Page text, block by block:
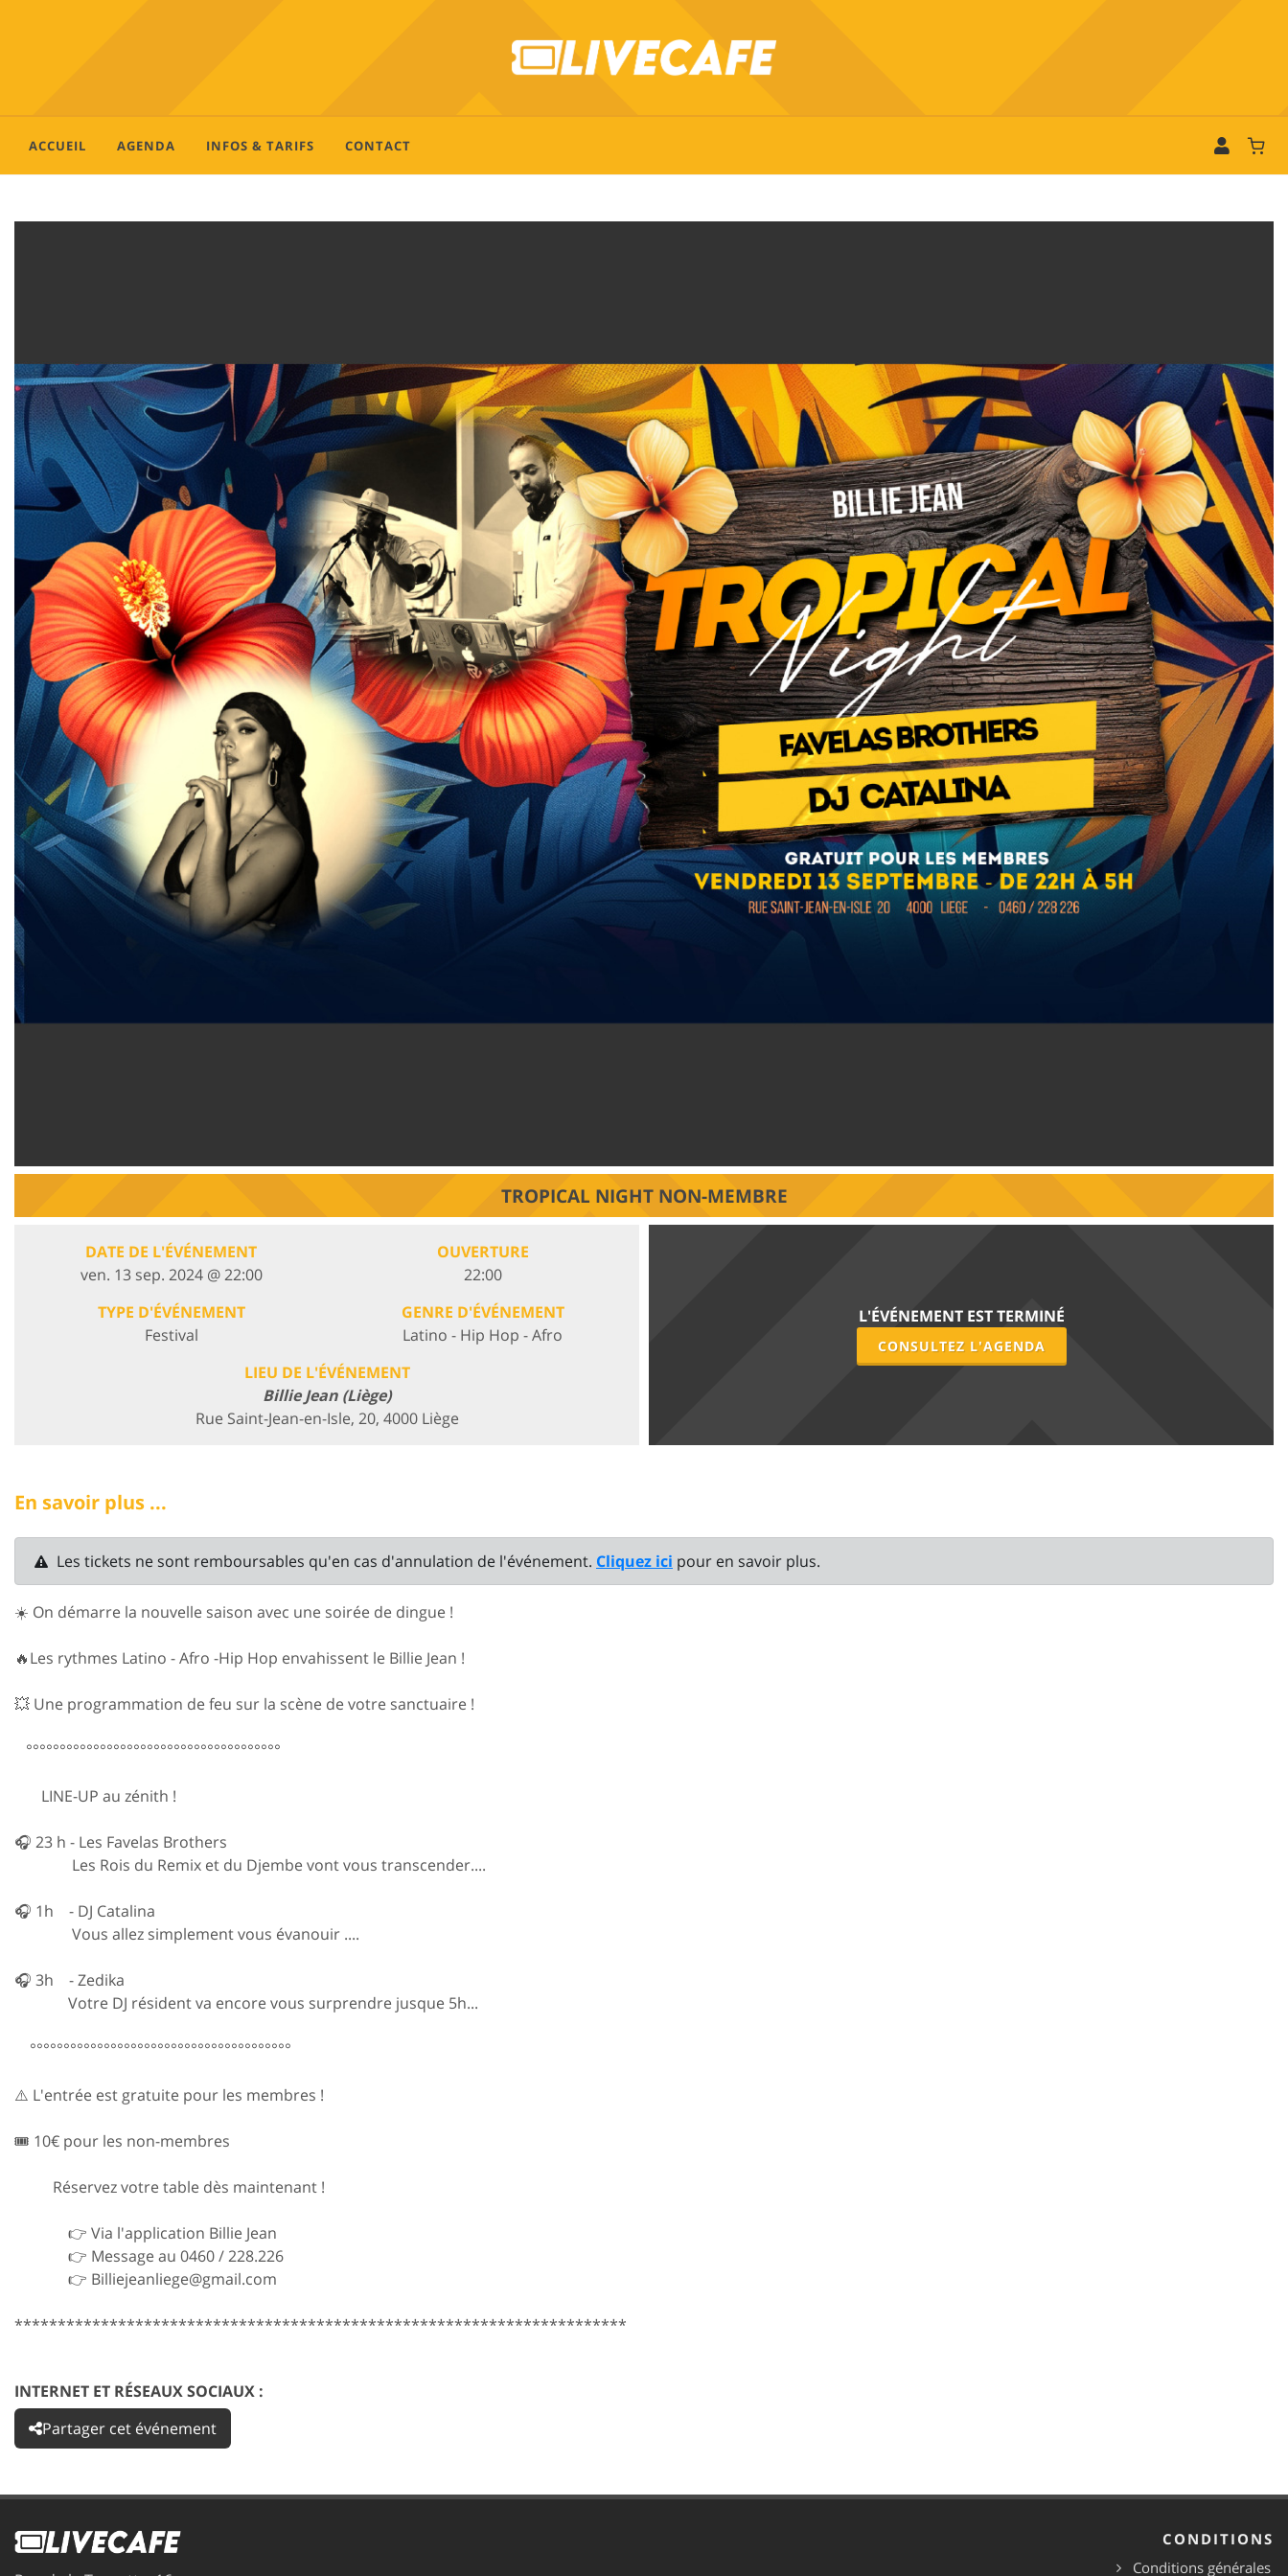
ACCUEIL AGENDA INFOS & TARIFS CONTACT
TROPICAL NIGHT NON-MEMBRE
DATE DE L'ÉVÉNEMENT
ven. 13 sep. 2024 @ 22:00
OUVERTURE
22:00
TYPE D'ÉVÉNEMENT
Festival
GENRE D'ÉVÉNEMENT
Latino - Hip Hop - Afro
LIEU DE L'ÉVÉNEMENT
Billie Jean (Liège)
Rue Saint-Jean-en-Isle, 20, 4000 Liège
L'ÉVÉNEMENT EST TERMINÉ
CONSULTEZ L'AGENDA
En savoir plus ...
Les tickets ne sont remboursables qu'en cas d'annulation de l'événement. Cliquez ici pour en savoir plus.
☀️ On démarre la nouvelle saison avec une soirée de dingue !
🔥Les rythmes Latino - Afro -Hip Hop envahissent le Billie Jean !
💥 Une programmation de feu sur la scène de votre sanctuaire !
°°°°°°°°°°°°°°°°°°°°°°°°°°°°°°°°°°°°°°
LINE-UP au zénith !
🎧 23 h - Les Favelas Brothers
Les Rois du Remix et du Djembe vont vous transcender....
🎧 1h - DJ Catalina
Vous allez simplement vous évanouir ....
🎧 3h - Zedika
Votre DJ résident va encore vous surprendre jusque 5h...
°°°°°°°°°°°°°°°°°°°°°°°°°°°°°°°°°°°°°°°
⚠️ L'entrée est gratuite pour les membres !
🎟️ 10€ pour les non-membres
Réservez votre table dès maintenant !
👉 Via l'application Billie Jean
👉 Message au 0460 / 228.226
👉 Billiejeanliege@gmail.com
***********************************************************************
INTERNET ET RÉSEAUX SOCIAUX :
Partager cet événement
CONDITIONS
Conditions générales